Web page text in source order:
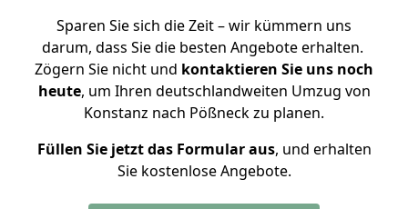
Sparen Sie sich die Zeit – wir kümmern uns
darum, dass Sie die besten Angebote erhalten.
Zögern Sie nicht und kontaktieren Sie uns noch
heute, um Ihren deutschlandweiten Umzug von
Konstanz nach Pößneck zu planen.
Füllen Sie jetzt das Formular aus, und erhalten
Sie kostenlose Angebote.